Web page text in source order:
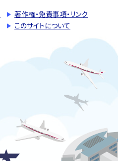
著作権・免責事項・リンク
このサイトについて